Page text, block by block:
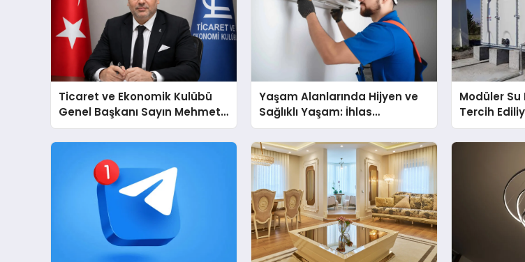
Ticaret ve Ekonomik Kulübü
Genel Başkanı Sayın Mehmet
Ulutaş, ekonomiye dair yaptığı
açıklamada şunları kaydetti:
Yaşam Alanlarında Hijyen ve
Sağlıklı Yaşam: İhlas
Cihazlarında Dürüst Teknik
Destek Deneyimi
Modüler
Tercih